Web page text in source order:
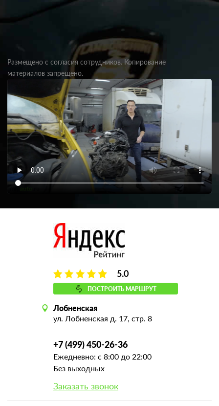
Размещено с согласия сотрудников. Копирование
материалов запрещено.
5.0
ПОСТРОИТЬ МАРШРУТ
Лобненская
ул. Лобненская д. 17, стр. 8
+7 (499) 450-26-36
Ежедневно: с 8:00 до 22:00
Без выходных
Заказать звонок